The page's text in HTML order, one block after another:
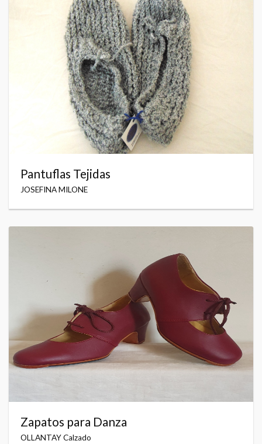
Pantuflas Tejidas
JOSEFINA MILONE
Zapatos para Danza
OLLANTAY Calzado